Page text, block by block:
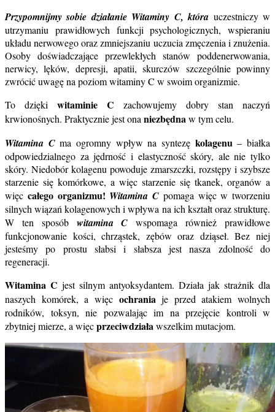
Przypomnijmy sobie działanie Witaminy C, która uczestniczy w
utrzymaniu prawidłowych funkcji psychologicznych, wspieraniu
układu nerwowego oraz zmniejszaniu uczucia zmęczenia i znużenia.
Osoby doświadczające przewlekłych stanów poddenerwowania,
nerwicy, lęków, depresji, apatii, skurczów szczególnie powinny
zwrócić uwagę na poziom witaminy C w swoim organizmie.
To dzięki witaminie C zachowujemy dobry stan naczyń
krwionośnych. Praktycznie jest ona niezbędnaw tym celu.
Witamina Cma ogromny wpływ na syntezę kolagenu – białka
odpowiedzialnego za jędrność i elastyczność skóry, ale nie tylko
skóry. Niedobór kolagenu powoduje zmarszczki, rozstępy i szybsze
starzenie się komórkowe, a więc starzenie się tkanek, organów a
więc całego organizmu! Witamina C pomaga więc w tworzeniu
silnych wiązań kolagenowych i wpływa na ich kształt oraz strukturę.
W ten sposób witamina C wspomaga również prawidłowe
funkcjonowanie kości, chrząstek, zębów oraz dziąseł. Bez niej
jesteśmy po prostu słabsi i słabsza jest nasza zdolność do
regeneracji.
Witamina C jest silnym antyoksydantem. Działa jak strażnik dla
naszych komórek, a więc ochrania je przed atakiem wolnych
rodników, toksyn, nie pozwalając im na przejęcie kontroli w
zbytniej mierze, a więcprzeciwdziaławszelkim mutacjom.